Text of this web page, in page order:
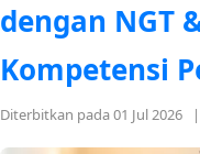
dengan NGT
Kompetensi
Diterbitkan pada 01 Jul